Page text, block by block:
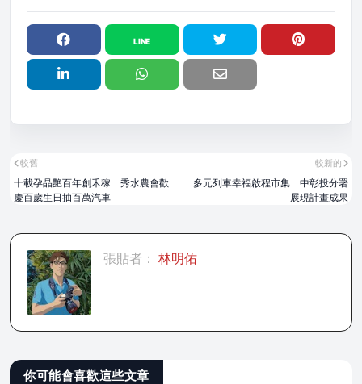
較新的
多元列車幸福啟程市集 中彰投分署
展現計畫成果
較舊
十載孕晶艷百年創禾稼 秀水農會歡
慶百歲生日抽百萬汽車
張貼者： 林明佑
你可能會喜歡這些文章